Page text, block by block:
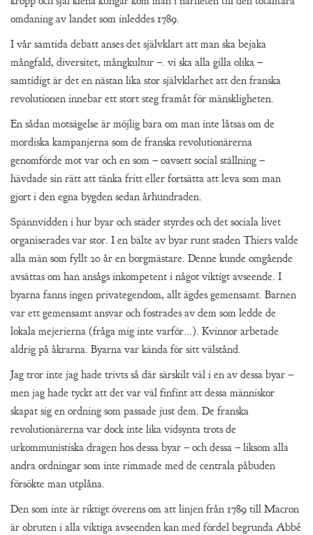
omdaning av landet som inleddes 1789.
I vår samtida debatt anses det självklart att man ska bejaka
mångfald, diversitet, mångkultur –. vi ska alla gilla olika –
samtidigt är det en nästan lika stor självklarhet att den franska
revolutionen innebar ett stort steg framåt för mänskligheten.
En sådan motsägelse är möjlig bara om man inte låtsas om de
mordiska kampanjerna som de franska revolutionärerna
genomförde mot var och en som – oavsett social ställning –
hävdade sin rätt att tänka fritt eller fortsätta att leva som man
gjort i den egna bygden sedan århundraden.
Spännvidden i hur byar och städer styrdes och det sociala livet
organiserades var stor. I en bälte av byar runt staden Thiers valde
alla män som fyllt 20 år en borgmästare. Denne kunde omgående
avsättas om han ansågs inkompetent i något viktigt avseende. I
byarna fanns ingen privategendom, allt ägdes gemensamt. Barnen
var ett gemensamt ansvar och fostrades av dem som ledde de
lokala mejerierna (fråga mig inte varför...). Kvinnor arbetade
aldrig på åkrarna. Byarna var kända för sitt välstånd.
Jag tror inte jag hade trivts så där särskilt väl i en av dessa byar –
men jag hade tyckt att det var väl finfint att dessa människor
skapat sig en ordning som passade just dem. De franska
revolutionärerna var dock inte lika vidsynta trots de
urkommunistiska dragen hos dessa byar – och dessa – liksom alla
andra ordningar som inte rimmade med de centrala påbuden
försökte man utplåna.
Den som inte är riktigt överens om att linjen från 1789 till Macron
är obruten i alla viktiga avseenden kan med fördel begrunda Abbé